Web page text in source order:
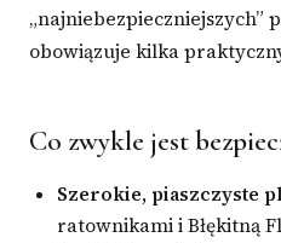
„najniebezpieczniejszych”
obowiązuje kilka
Co zwykle jest
Szerokie, piaszczyste
ratownikami i Błękitną